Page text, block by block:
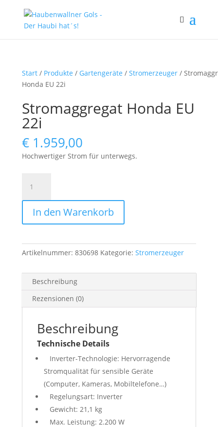
Start/ Produkte / Gartengeräte / Stromerzeuger/
Honda EU 22i
Stromaggregat Honda EU
22i
€1.959,00
Hochwertiger Strom für unterwegs.
Honda
EU
Menge
In den Warenkorb
Artikelnummer: 830698 Kategorie: Stromerzeuger
Beschreibung
Rezensionen (0)
Beschreibung
Technische Details
Inverter-Technologie: Hervorragende
Stromqualität für sensible Geräte
(Computer, Kameras, Mobiltelefone…)
Regelungsart: Inverter
Gewicht: 21,1 kg
Max. Leistung: 2.200 W